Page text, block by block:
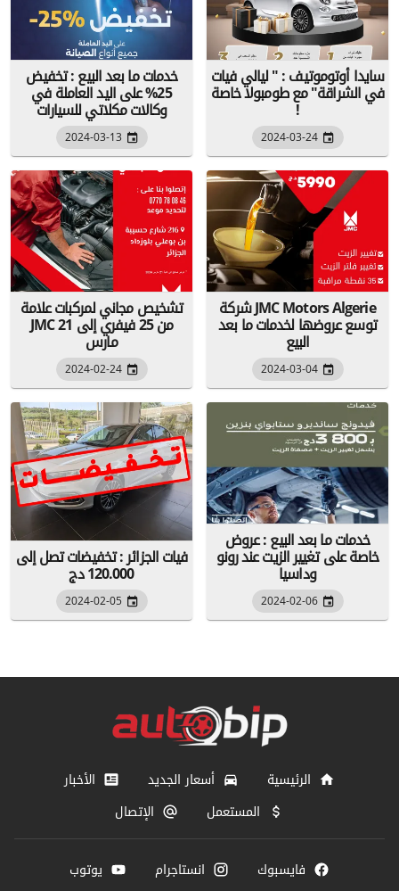
سايدا أوتوموتيف : " ليالي فيات
في الشراقة" مع طومبولا خاصة
!
2024-03-24
خدمات ما بعد البيع : تخفيض
25% على اليد العاملة في
وكالات مكلاتي للسيارات
2024-03-13
شركة JMC Motors Algerie
توسع عروضها لخدمات ما بعد
البيع
2024-03-04
تشخيص مجاني لمركبات علامة
JMC من 25 فيفري إلى 21
مارس
2024-02-24
خدمات ما بعد البيع : عروض
خاصة على تغيير الزيت عند رونو
وداسيا
2024-02-06
فيات الجزائر : تخفيضات تصل إلى
120.000 دج
2024-02-05
الرئيسية أسعار الجديد
الأخبار
المستعمل
الإتصال
فايسبوك انستاجرام يوتوب